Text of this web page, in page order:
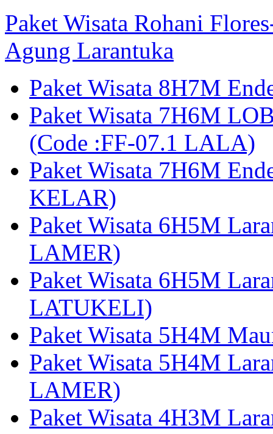
Paket Wisata Rohani
Agung Larantuka
Paket Wisata 8H7M
Paket Wisata 7H6M
(Code :FF-07.1 LALA)
Paket Wisata 7H6M
KELAR)
Paket Wisata 6H5M
LAMER)
Paket Wisata 6H5M
LATUKELI)
Paket Wisata 5H4M
Paket Wisata 5H4M
LAMER)
Paket Wisata 4H3M